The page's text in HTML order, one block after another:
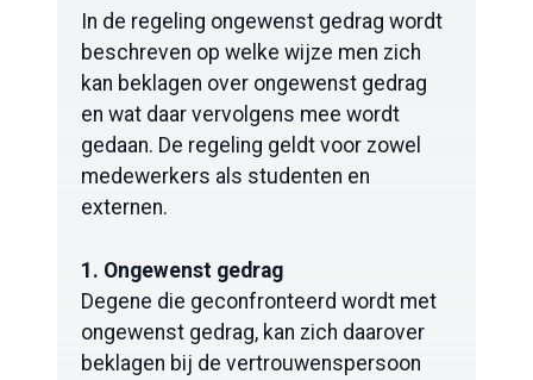
In de regeling ongewenst gedrag wordt
beschreven op welke wijze men zich
kan beklagen over ongewenst gedrag
en wat daar vervolgens mee wordt
gedaan. De regeling geldt voor zowel
medewerkers als studenten en
externen.
1. Ongewenst gedrag
Degene die geconfronteerd wordt met
ongewenst gedrag, kan zich daarover
beklagen bij de vertrouwenspersoon